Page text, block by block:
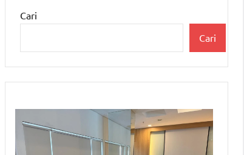
Cari
Cari